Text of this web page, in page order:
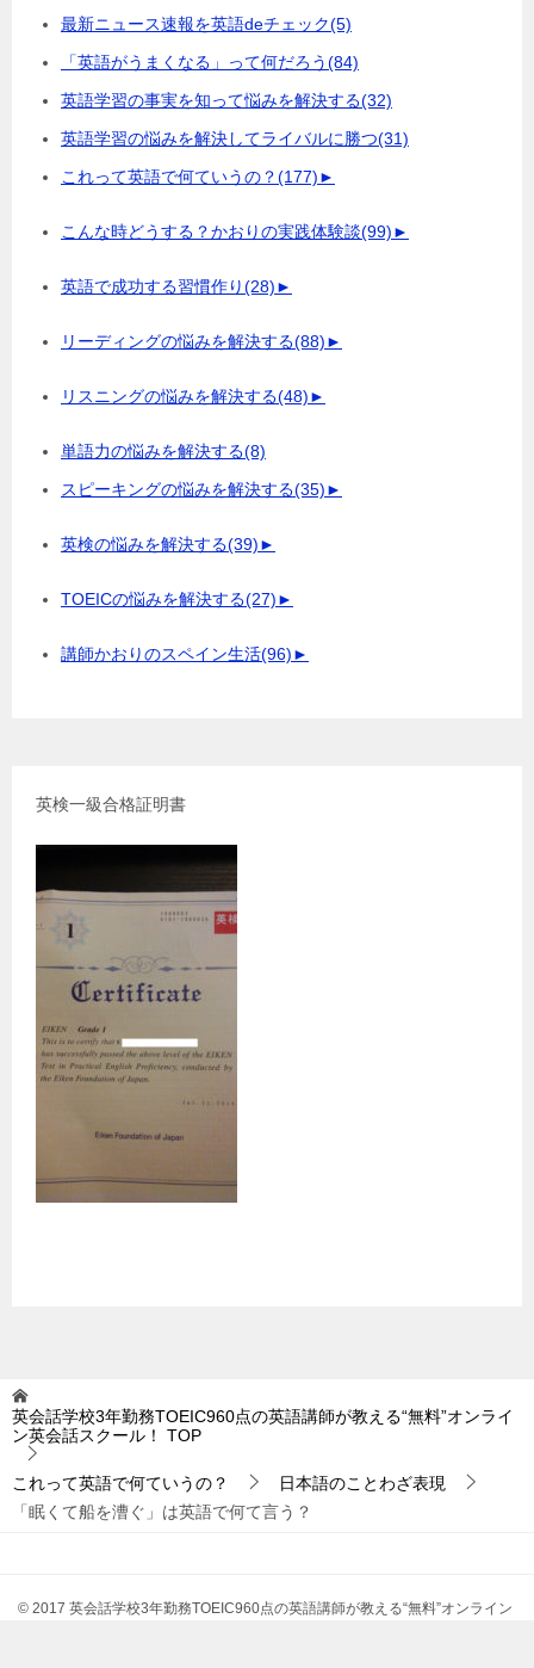
最新ニュース速報を英語deチェック(5)
「英語がうまくなる」って何だろう(84)
英語学習の事実を知って悩みを解決する(32)
英語学習の悩みを解決してライバルに勝つ(31)
これって英語で何ていうの？(177)►
こんな時どうする？かおりの実践体験談(99)►
英語で成功する習慣作り(28)►
リーディングの悩みを解決する(88)►
リスニングの悩みを解決する(48)►
単語力の悩みを解決する(8)
スピーキングの悩みを解決する(35)►
英検の悩みを解決する(39)►
TOEICの悩みを解決する(27)►
講師かおりのスペイン生活(96)►
英検一級合格証明書
英会話学校3年勤務TOEIC960点の英語講師が教える“無料”オンライ
ン英会話スクール！
TOP
これって英語で何ていうの？
日本語のことわざ表現
「眠くて船を漕ぐ」は英語で何て言う？
© 2017 英会話学校3年勤務TOEIC960点の英語講師が教える“無料”オンライン